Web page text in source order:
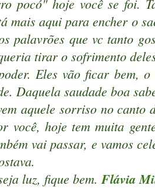
pocó" hoje você se foi.
mais aqui para encher o
palavrões que vc tanto
tirar o sofrimento
Eles vão ficar bem,
Daquela saudade boa
aquele sorriso no canto
você, hoje tem muita
vai passar, e vamos
luz, fique bem.Flávia